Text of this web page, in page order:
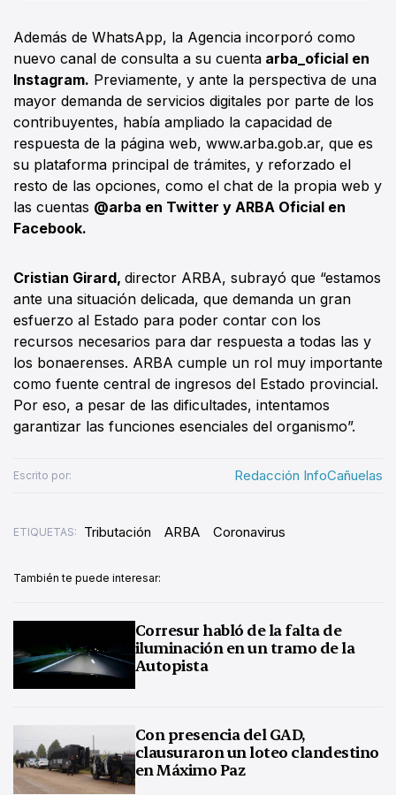
Además de WhatsApp, la Agencia incorporó como
nuevo canal de consulta a su cuenta arba_oficial en
Instagram. Previamente, y ante la perspectiva de una
mayor demanda de servicios digitales por parte de los
contribuyentes, había ampliado la capacidad de
respuesta de la página web, www.arba.gob.ar, que es
su plataforma principal de trámites, y reforzado el
resto de las opciones, como el chat de la propia web y
las cuentas @arba en Twitter y ARBA Oficial en
Facebook.
Cristian Girard, director ARBA, subrayó que “estamos
ante una situación delicada, que demanda un gran
esfuerzo al Estado para poder contar con los
recursos necesarios para dar respuesta a todas las y
los bonaerenses. ARBA cumple un rol muy importante
como fuente central de ingresos del Estado provincial.
Por eso, a pesar de las dificultades, intentamos
garantizar las funciones esenciales del organismo”.
Escrito por: Redacción InfoCañuelas
ETIQUETAS: Tributación ARBA Coronavirus
También te puede interesar:
Corresur habló de la falta de
iluminación en un tramo de la
Autopista
Con presencia del GAD,
clausuraron un loteo clandestino
en Máximo Paz